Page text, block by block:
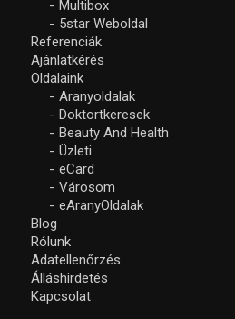
Multibox
5star Weboldal
Referenciák
Ajánlatkérés
Oldalaink
Aranyoldalak
Doktortkeresek
Beauty And Health
Üzleti
eCard
Városom
eAranyOldalak
Blog
Rólunk
Adatellenőrzés
Álláshirdetés
Kapcsolat